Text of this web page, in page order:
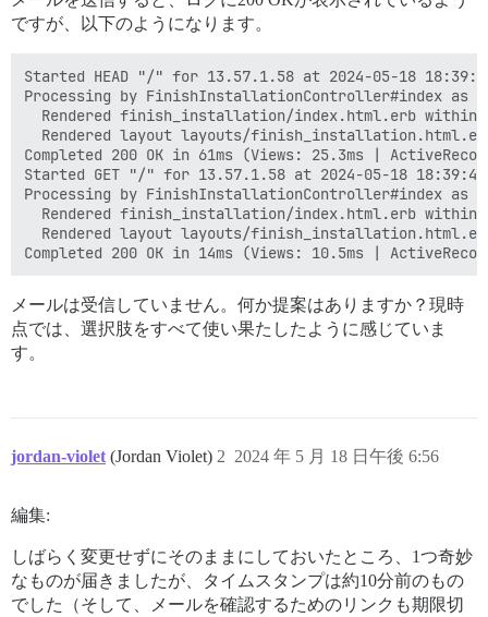
ですが、以下のようになります。
Started HEAD "/" for 13.57.1.58 at 2024-05-18
Processing by FinishInstallationController#index as
Rendered finish_installation/index.html.erb
Rendered layout layouts/
Completed 200 OK in 61ms (Views: 25.3ms |
Started GET "/" for 13.57.1.58 at 2024-05-18 18:39:43
Processing by FinishInstallationController#index as
Rendered finish_installation/index.html.erb
Rendered layout layouts/
メールは受信していません。何か提案はありますか？現時
点では、選択肢をすべて使い果たしたように感じていま
す。
jordan-violet (Jordan Violet) 2024 年 5 月 18 日午後 6:56
2
編集:
しばらく変更せずにそのままにしておいたところ、1つ奇妙
なものが届きましたが、タイムスタンプは約10分前のもの
でした（そして、メールを確認するためのリンクも期限切